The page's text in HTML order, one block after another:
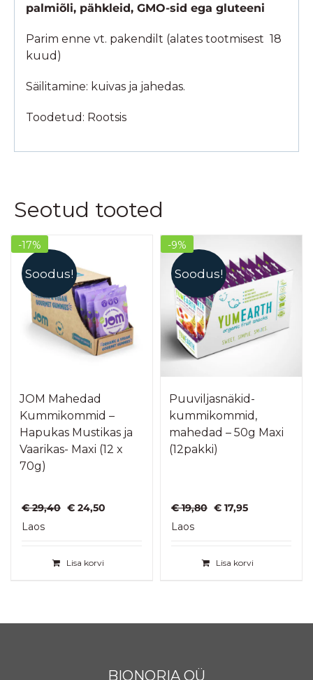
palmiõli, pähkleid, GMO-sid ega gluteeni
Parim enne vt. pakendilt (alates tootmisest 18
kuud)
Säilitamine: kuivas ja jahedas.
Toodetud: Rootsis
Seotud tooted
Soodus!
-17%
JOM Mahedad
Kummikommid –
Hapukas Mustikas ja
Vaarikas- Maxi (12 x
70g)
€29,40 Algne
€ 24,50
Laos
Lisa korvi
Soodus!
-9%
Puuviljasnäkid-
kummikommid,
mahedad – 50g Maxi
(12pakki)
€19,80 Algne
€ 17,95Praegune
Laos
Lisa korvi
BIONORIA OÜ